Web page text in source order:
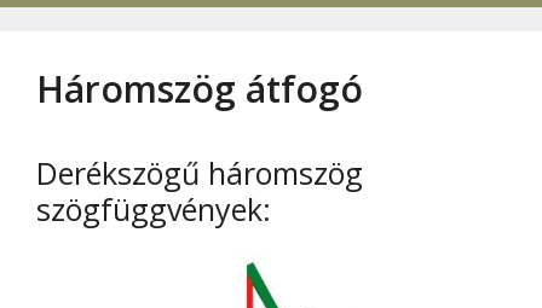
Háromszög átfogó
Derékszögű háromszög
szögfüggvények: